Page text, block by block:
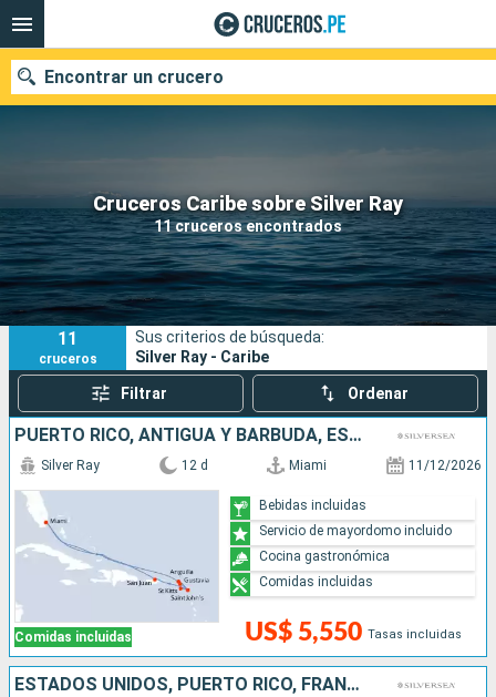
Cruceros Caribe sobre Silver Ray
11 cruceros encontrados
Encontrar un crucero
Nuestros destinos
Fecha de salida
Puertos Compañías
11
cruceros
Sus criterios de búsqueda:
Silver Ray - Caribe
Filtrar Ordenar
PUERTO RICO, ANTIGUA Y BARBUDA, ESTADOS UNIDOS, FRANCIA,
Comidas incluidas
Silver Ray 12 d Miami 11/12/2026
US$ 5,550 Tasas incluidas
Bebidas incluidas
Servicio de mayordomo incluido
Cocina gastronómica
Comidas incluidas
ESTADOS UNIDOS, PUERTO RICO, FRANCIA, ANTIGUA Y BARBUDA